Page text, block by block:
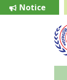
Notice